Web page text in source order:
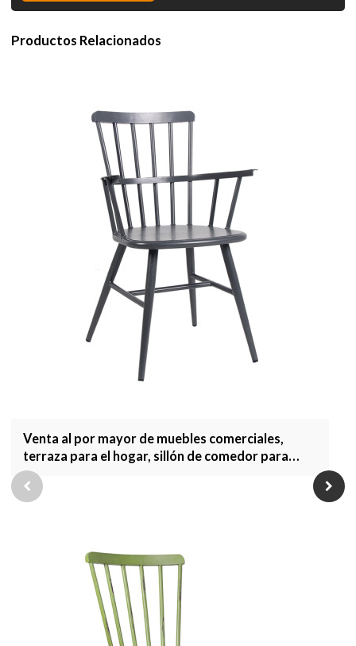
Productos Relacionados
Venta al por mayor de muebles comerciales,
terraza para el hogar, sillón de comedor para
jardín, muebles de exterior